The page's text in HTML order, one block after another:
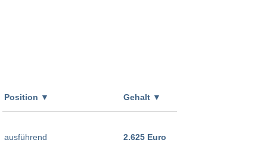
Position ▼ Gehalt ▼
ausführend 2.625 Euro